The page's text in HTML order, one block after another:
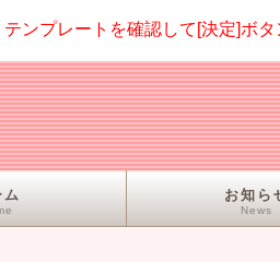
テンプレートを確認して[決定]ボ